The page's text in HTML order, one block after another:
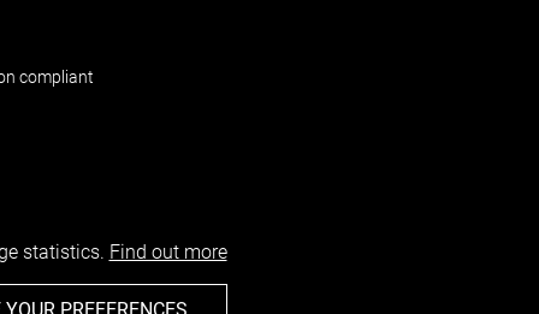
compliant
statistics. Find out more